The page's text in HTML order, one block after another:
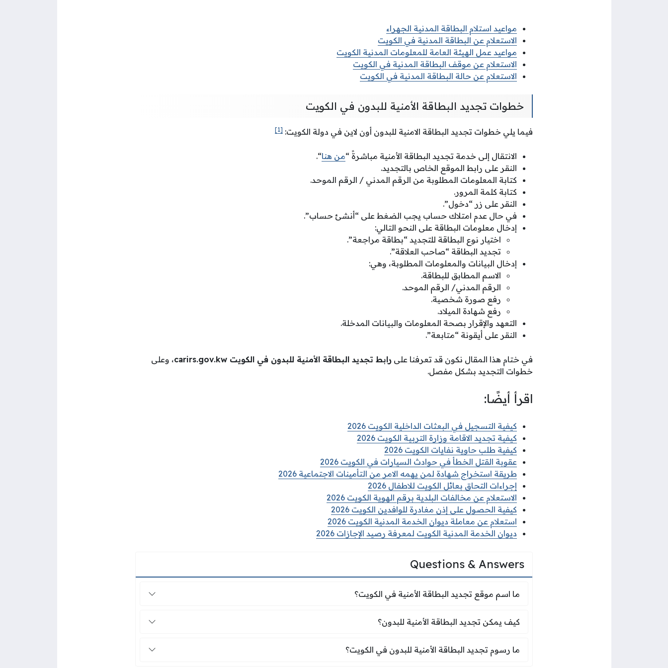
مواعيد استلام البطاقة المدنية الجهراء
الاستعلام عن البطاقة المدنية في الكويت
مواعيد عمل الهيئة العامة للمعلومات المدنية الكويت
الاستعلام عن موقف البطاقة المدنية في الكويت
الاستعلام عن حالة البطاقة المدنية في الكويت
خطوات تجديد البطاقة الأمنية للبدون في الكويت
فيما يلي خطوات تجديد البطاقة الامنية للبدون أون لاين في دولة الكويت: [1]
الانتقال إلى خدمة تجديد البطاقة الأمنية مباشرةً “من هنا“.
النقر على رابط الموقع الخاص بالتجديد.
كتابة المعلومات المطلوبة من الرقم المدني / الرقم الموحد.
كتابة كلمة المرور.
النقر على زر “دخول”.
في حال عدم امتلاك حساب يجب الضغط على “أنشئ حساب”.
إدخال معلومات البطاقة على النحو التالي:
اختيار نوع البطاقة للتجديد “بطاقة مراجعة”.
تجديد البطاقة “صاحب العلاقة”.
إدخال البيانات والمعلومات المطلوبة، وهي:
الاسم المطابق للبطاقة.
الرقم المدني/ الرقم الموحد.
رفع صورة شخصية.
رفع شهادة الميلاد.
التعهد والإقرار بصحة المعلومات والبيانات المدخلة.
النقر على أيقونة “متابعة”.
في ختام هذا المقال نكون قد تعرفنا على رابط تجديد البطاقة الأمنية للبدون في الكويت carirs.gov.kw، وعلى
خطوات التجديد بشكل مفصل.
اقرأ أيضًا:
كيفية التسجيل في البعثات الداخلية الكويت 2026
كيفية تجديد الاقامة وزارة التربية الكويت 2026
كيفية طلب حاوية نفايات الكويت 2026
عقوبة القتل الخطأ في حوادث السيارات في الكويت 2026
طريقة استخراج شهادة لمن يهمه الامر من التأمينات الاجتماعية 2026
إجراءات التحاق بعائل الكويت للاطفال 2026
الاستعلام عن مخالفات البلدية برقم الهوية الكويت 2026
كيفية الحصول على إذن مغادرة للوافدين الكويت 2026
استعلام عن معاملة ديوان الخدمة المدنية الكويت 2026
ديوان الخدمة المدنية الكويت لمعرفة رصيد الإجازات 2026
Questions & Answers
ما اسم موقع تجديد البطاقة الأمنية في الكويت؟
ما اسم موقع تجديد البطاقة الأمنية في الكويت؟
كيف يمكن تجديد البطاقة الأمنية للبدون؟
كيف يمكن تجديد البطاقة الأمنية للبدون؟
ما رسوم تجديد البطاقة الأمنية للبدون في الكويت؟
ما رسوم تجديد البطاقة الأمنية للبدون في الكويت؟